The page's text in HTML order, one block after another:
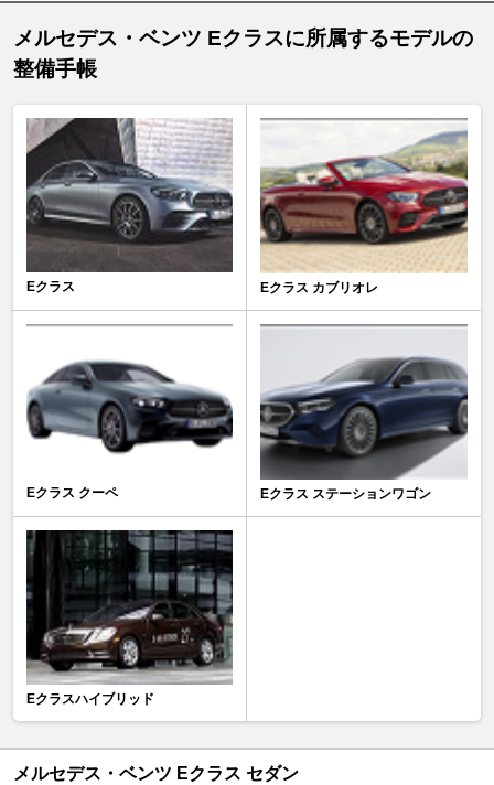
メルセデス・ベンツ Eクラスに所属するモデルの
整備手帳
Eクラス Eクラス カブリオレ
Eクラス クーペ Eクラス ステーションワゴン
Eクラスハイブリッド
メルセデス・ベンツ Eクラス セダン